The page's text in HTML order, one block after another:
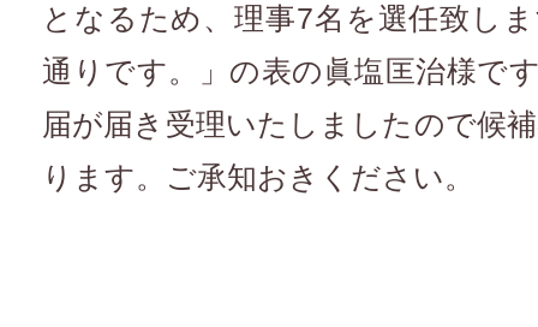
となるため、理事7名を選任致し
通りです。」の表の眞塩匡治様で
届が届き受理いたしましたので候
ります。ご承知おきください。